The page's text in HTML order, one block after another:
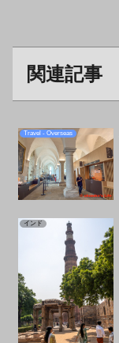
関連記事
Travel - Overseas
インド